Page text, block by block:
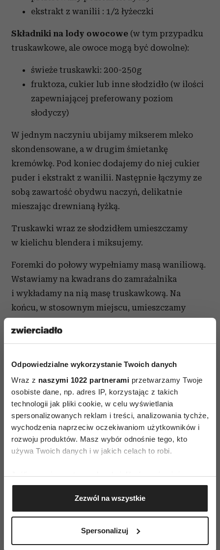
Odpowiedzialne wykorzystanie Twoich danych
Wraz z naszymi 1022 partnerami przetwarzamy Twoje
osobiste dane, np. adres IP, korzystając z takich
technologii jak pliki cookie, w celu wyświetlania
spersonalizowanych reklam i treści, analizowania tychże,
wychodzenia naprzeciw oczekiwaniom użytkowników i
rozwoju produktów. Masz wybór odnośnie tego, kto
używa Twoich danych i w jakich celach to robi.
Jeśli wyrazisz na to zgodę, chcielibyśmy również:
Gromadzić dane dotyczące Twojej lokalizacji
geograficznej z dokładnością nawet do kilku metrów
Identyfikować Twoje urządzenie, aktywnie
(fingerprinting, czyli wirtualny odcisk palca)
Zezwól na wszystkie
Spersonalizuj
ekstrakt z wanilii : 1/2 łyżeczki
Składniki na lody owocowe (w tym przypadku
truskawkowe, ale owoce mogą być dowolne):
świeże truskawki: 200-250g
fruktoza, cukier lub inne słodzidło (w ilości
zapewniającej preferowany poziom
słodyczy)
W jednym naczyniu ubijamy mikserem mleko
skondensowane, a w drugim śmietankę
kremówkę. Pod koniec dodajemy do niej cukier
puder i ekstrakt z wanilii. Następnie łączymy ze
sobą zawartość obydwu naczyń, delikatnie
mieszając drewnianą łyżką.
Truskawki wraz ze słodzidłem umieszczamy
w kielichu blendera i miksujemy.
Foremki do połowy wypełniamy masą waniliową.
Wstawiamy na kwadrans do zamrażalnika
i wykładamy na nią masę truskawkową. Na
końcu, w stosownym miejscu, umieszczamy
zamrażalnika. Wcinamy!
AUTOPROMOCJA